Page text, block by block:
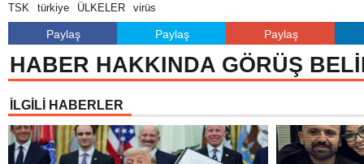
TSK
türkiye ÜLKELER virüs
Paylaş Paylaş Paylaş
HABER HAKKINDA GÖRÜŞ
İLGİLİ HABERLER